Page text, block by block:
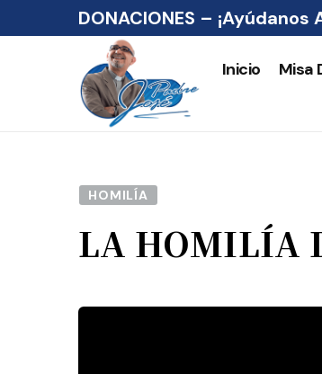
DONACIONES –
Inicio Misa
HOMILÍA
LA HOMILÍA